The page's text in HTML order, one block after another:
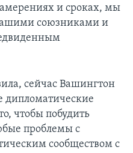
и сроках, мы
союзниками и
сейчас Вашингтон
дипломатические
чтобы побудить
проблемы с
сообществом с